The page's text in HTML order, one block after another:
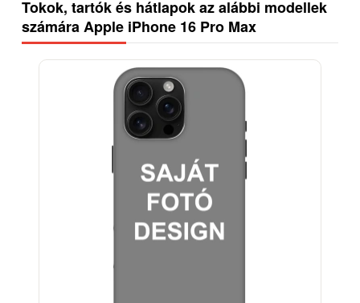
Tokok, tartók és hátlapok az alábbi modellek
számára Apple iPhone 16 Pro Max